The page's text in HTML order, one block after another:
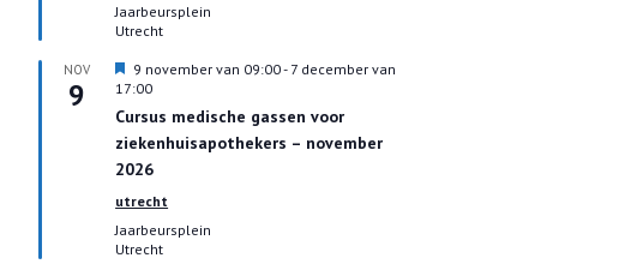
t
Jaarbeursplein
Utrecht
NOV
9
U
i
g
e
l
c
t
9 november van 09:00- 7 december van
17:00
Cursus medische gassen voor
ziekenhuisapothekers – november
2026
utrecht
Jaarbeursplein
Utrecht